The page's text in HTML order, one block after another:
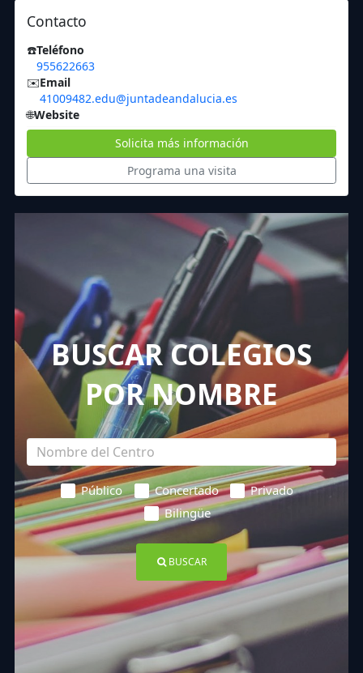
Contacto
☎️Teléfono
955622663
✉️Email
41009482.edu@juntadeandalucia.es
🌐Website
Solicita más información
Programa una visita
BUSCAR COLEGIOS
POR NOMBRE
Público Concertado
Privado
Bilingüe
BUSCAR